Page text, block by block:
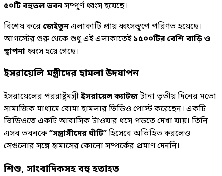
৫০টি বহুতল ভবনসম্পূর্ণ ধ্বংস হয়েছে।
বিশেষ করে জেইতুনএলাকাটি প্রায় ধ্বংসস্তূপে পরিণত হয়েছে।
আগস্টের শুরু থেকে শুধু এই এলাকাতেই১৫০০টির বেশি বাড়ি ও
স্থাপনা ধ্বংস হয়ে গেছে।
ইসরায়েলি মন্ত্রীদের হামলা উদযাপন
ইসরায়েলের পররাষ্ট্রমন্ত্রীইসরায়েল ক্যাটজটানা তৃতীয় দিনের মতো
সামাজিক মাধ্যমে বোমা হামলার ভিডিও পোস্ট করেছেন। একটি
ভিডিওতে একটি আবাসিক টাওয়ার ধসে পড়তে দেখা যায়। তিনি
এসব ভবনকে“সন্ত্রাসীদের ঘাঁটি”হিসেবে অভিহিত করলেও
সেগুলোর সঙ্গে হামাসের কোনো সম্পর্কের প্রমাণ দেননি।
শিশু, সাংবাদিকসহ বহু হতাহত